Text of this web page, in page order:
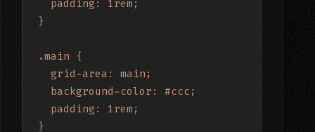
}
.main {
}